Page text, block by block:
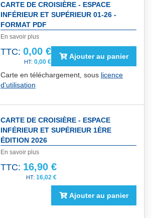
CARTE DE CROISIÈRE - ESPACE
INFÉRIEUR ET SUPÉRIEUR 01-26 -
FORMAT PDF
En savoir plus
TTC: 0,00 €
0,00 €
Ajouter au panier
Carte en téléchargement, sous licence
d'utilisation
CARTE DE CROISIÈRE - ESPACE
INFÉRIEUR ET SUPÉRIEUR 1ÈRE
ÉDITION 2026
En savoir plus
TTC: 16,90 €
16,02 €
Ajouter au panier